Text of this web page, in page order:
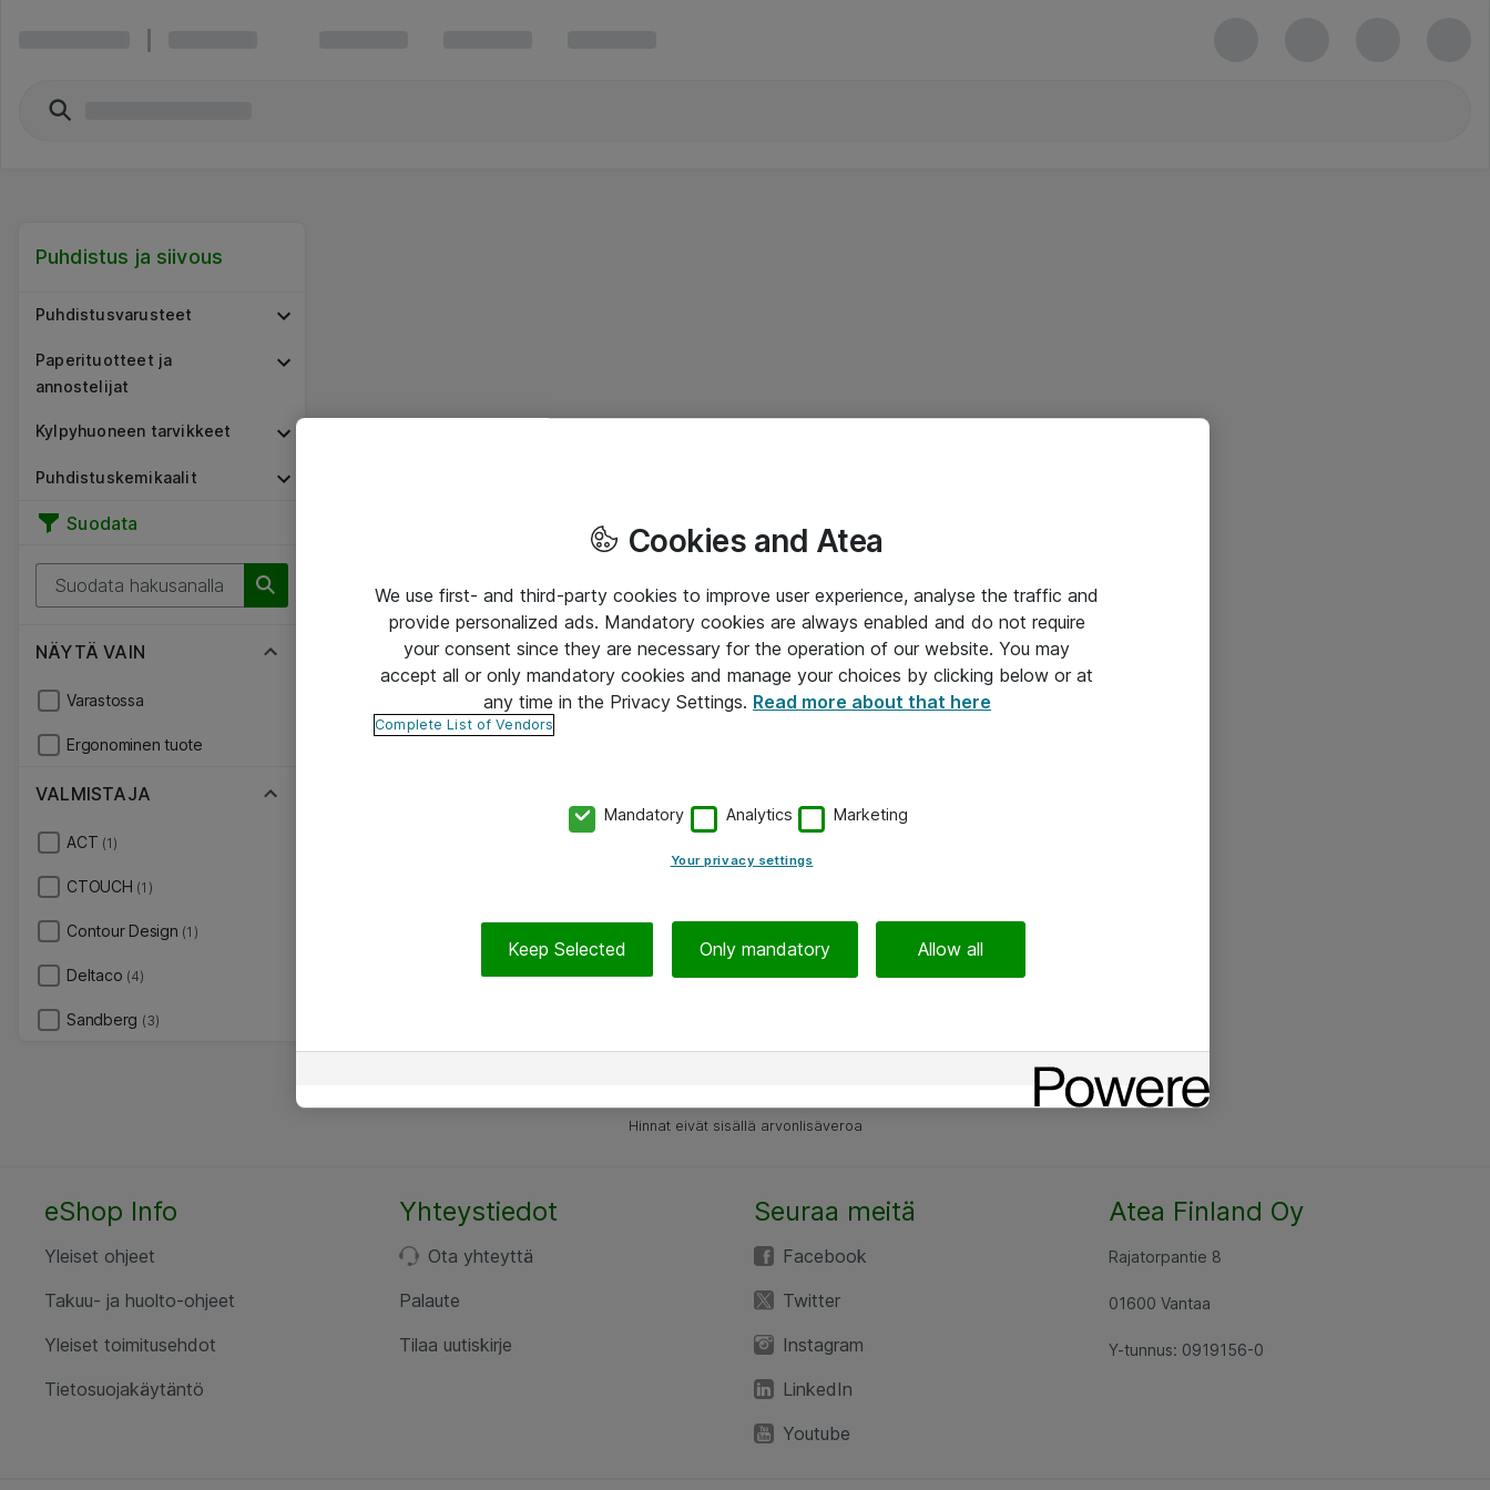
Puhdistus ja siivous
Puhdistusvarusteet
Paperituotteet ja
annostelijat
Kylpyhuoneen tarvikkeet
Puhdistuskemikaalit
Suodata
NÄYTÄ VAIN
Varastossa
Ergonominen tuote
VALMISTAJA
ACT (1)
CTOUCH (1)
Contour Design (1)
Deltaco (4)
Sandberg (3)
Hinnat eivät sisällä arvonlisäveroa
eShop Info
Yleiset ohjeet
Takuu- ja huolto-ohjeet
Yleiset toimitusehdot
Tietosuojakäytäntö
Yhteystiedot
Ota yhteyttä
Palaute
Tilaa uutiskirje
Seuraa meitä
Facebook
Twitter
Instagram
LinkedIn
Youtube
Atea Finland Oy
Rajatorpantie 8
01600 Vantaa
Y-tunnus: 0919156-0
Cookies and Atea
We use first- and third-party cookies to improve user experience, analyse the traffic and
provide personalized ads. Mandatory cookies are always enabled and do not require
your consent since they are necessary for the operation of our website. You may
accept all or only mandatory cookies and manage your choices by clicking below or at
any time in the Privacy Settings. Read more about that here
Complete List of Vendors
Mandatory Analytics Marketing
Your privacy settings
Keep Selected Only mandatory Allow all